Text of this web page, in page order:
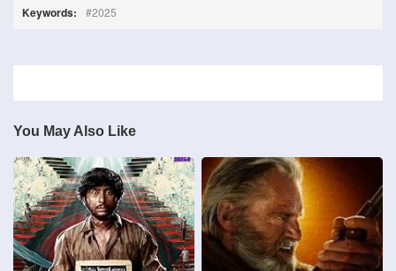
Keywords: 2025
You May Also Like